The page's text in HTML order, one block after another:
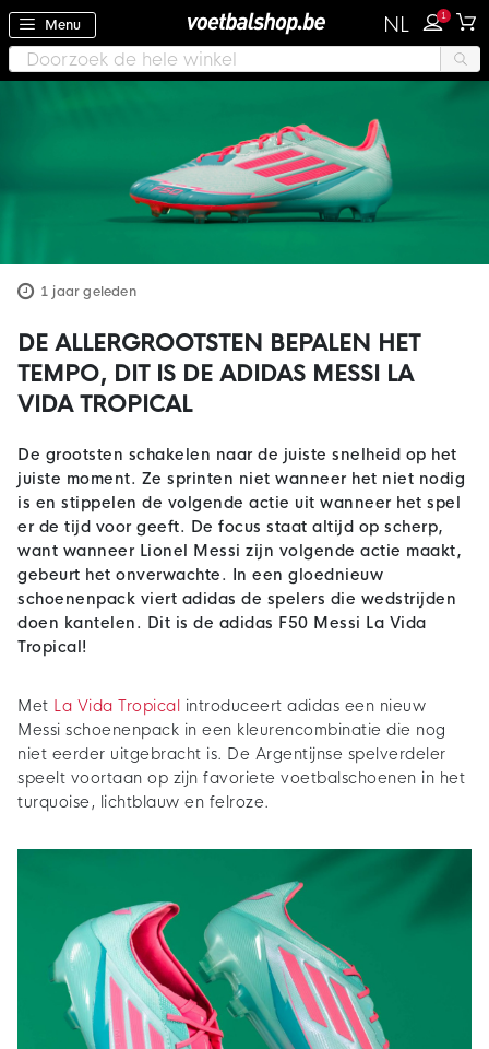
Menu NL 1
1 jaar geleden
DE ALLERGROOTSTEN BEPALEN HET
TEMPO, DIT IS DE ADIDAS MESSI LA
VIDA TROPICAL
De grootsten schakelen naar de juiste snelheid op het
juiste moment. Ze sprinten niet wanneer het niet nodig
is en stippelen de volgende actie uit wanneer het spel
er de tijd voor geeft. De focus staat altijd op scherp,
want wanneer Lionel Messi zijn volgende actie maakt,
gebeurt het onverwachte. In een gloednieuw
schoenenpack viert adidas de spelers die wedstrijden
doen kantelen. Dit is de adidas F50 Messi La Vida
Tropical!
Met La Vida Tropical introduceert adidas een nieuw
Messi schoenenpack in een kleurencombinatie die nog
niet eerder uitgebracht is. De Argentijnse spelverdeler
speelt voortaan op zijn favoriete voetbalschoenen in het
turquoise, lichtblauw en felroze.